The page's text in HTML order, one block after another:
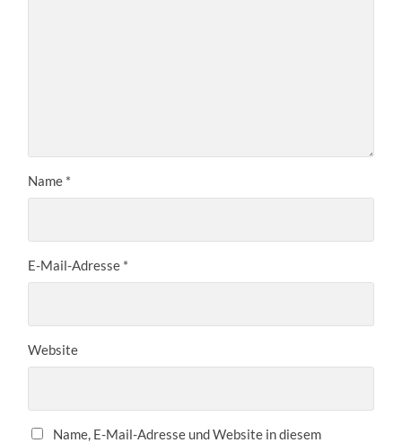
Name *
E-Mail-Adresse *
Website
Name, E-Mail-Adresse und Website in diesem